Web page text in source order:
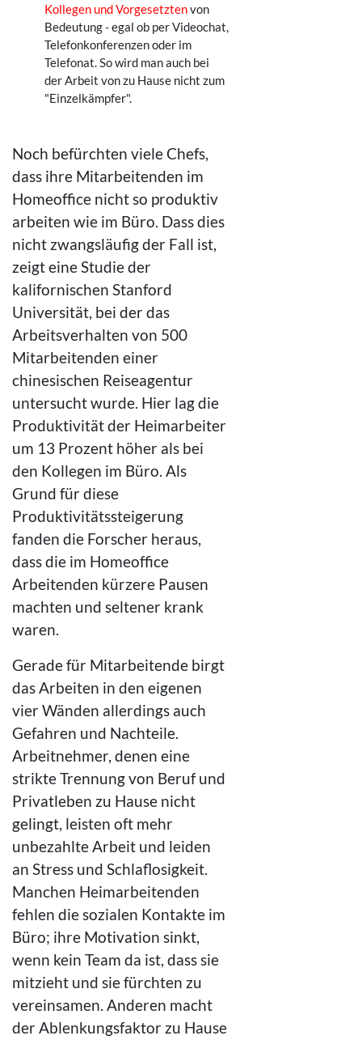
Kollegen und Vorgesetztenvon
Bedeutung - egal ob per Videochat,
Telefonkonferenzen oder im
Telefonat. So wird man auch bei
der Arbeit von zu Hause nicht zum
"Einzelkämpfer".
Noch befürchten viele Chefs,
dass ihre Mitarbeitenden im
Homeoffice nicht so produktiv
arbeiten wie im Büro. Dass dies
nicht zwangsläufig der Fall ist,
zeigt eine Studie der
kalifornischen Stanford
Universität, bei der das
Arbeitsverhalten von 500
Mitarbeitenden einer
chinesischen Reiseagentur
untersucht wurde. Hier lag die
Produktivität der Heimarbeiter
um 13 Prozent höher als bei
den Kollegen im Büro. Als
Grund für diese
Produktivitätssteigerung
fanden die Forscher heraus,
dass die im Homeoffice
Arbeitenden kürzere Pausen
machten und seltener krank
waren.
Gerade für Mitarbeitende birgt
das Arbeiten in den eigenen
vier Wänden allerdings auch
Gefahren und Nachteile.
Arbeitnehmer, denen eine
strikte Trennung von Beruf und
Privatleben zu Hause nicht
gelingt, leisten oft mehr
unbezahlte Arbeit und leiden
an Stress und Schlaflosigkeit.
Manchen Heimarbeitenden
fehlen die sozialen Kontakte im
Büro; ihre Motivation sinkt,
wenn kein Team da ist, dass sie
mitzieht und sie fürchten zu
vereinsamen. Anderen macht
der Ablenkungsfaktor zu Hause